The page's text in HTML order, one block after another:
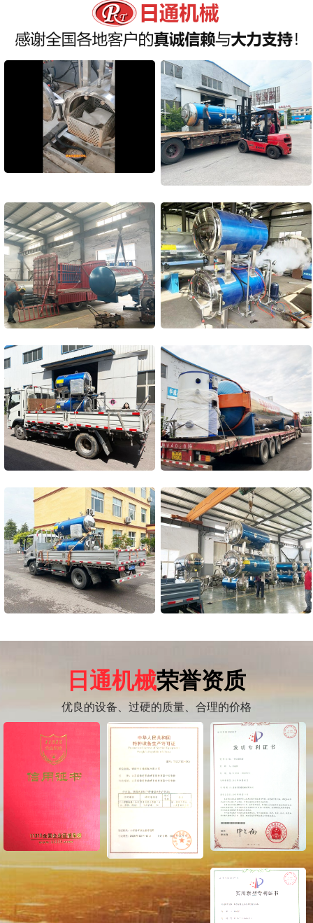
日通机械荣誉资质
优良的设备、过硬的质量、合理的价格